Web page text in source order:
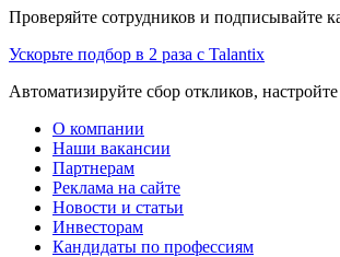
Проверяйте сотрудников и подписывайте
Ускорьте подбор в 2 раза с Talantix
Автоматизируйте сбор откликов,
О компании
Наши вакансии
Партнерам
Реклама на сайте
Новости и статьи
Инвесторам
Кандидаты по профессиям